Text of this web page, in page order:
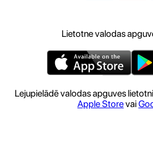
Lietotne valodas
Lejupielādē valodas apguves
Apple Storevai